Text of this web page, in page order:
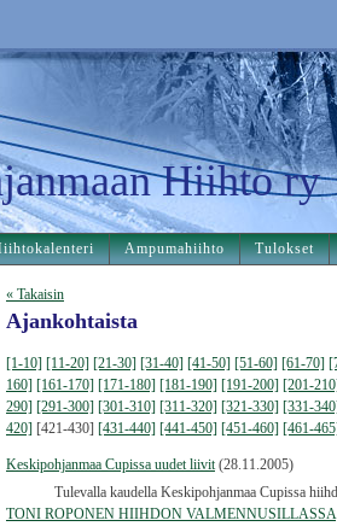
Hiihto ry
Ampumahiihto Tulokset
« Takaisin
Ajankohtaista
[1-10] [11-20] [21-30] [31-40] [41-50] [51-60] [61-70]
160] [161-170] [171-180] [181-190] [191-200] [201-
290] [291-300] [301-310] [311-320] [321-330] [331-
420] [421-430] [431-440] [441-450] [451-460] [461-
Keskipohjanmaa Cupissa uudet liivit (28.11.2005)
Tulevalla kaudella Keskipohjanmaa Cupissa
TONI ROPONEN HIIHDON VALMENNUSILLASSA